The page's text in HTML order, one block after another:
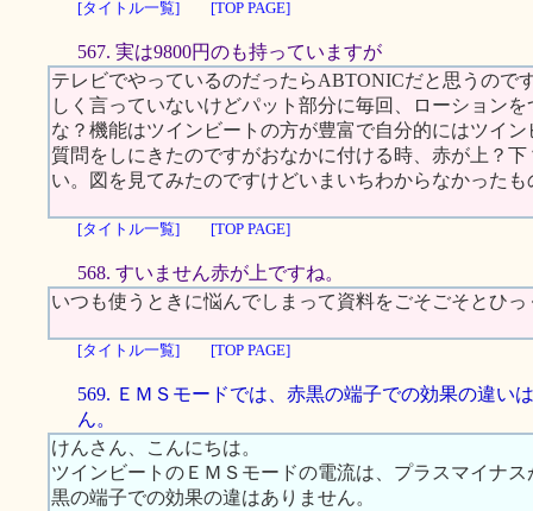
[タイトル一覧] [TOP PAGE]
567. 実は9800円のも持っていますが
テレビでやっているのだったらABTONICだと思うので
しく言っていないけどパット部分に毎回、ローション
な？機能はツインビートの方が豊富で自分的にはツイ
質問をしにきたのですがおなかに付ける時、赤が上？
い。図を見てみたのですけどいまいちわからなかったも
[タイトル一覧] [TOP PAGE]
568. すいません赤が上ですね。
いつも使うときに悩んでしまって資料をごそごそとひ
[タイトル一覧] [TOP PAGE]
569. ＥＭＳモードでは、赤黒の端子での効果の違い
ん。
けんさん、こんにちは。
ツインビートのＥＭＳモードの電流は、プラスマイナ
黒の端子での効果の違はありません。